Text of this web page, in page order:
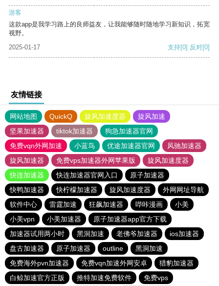
游客
这款app是我学习路上的良师益友，让我能够随时随地学习新知识，拓宽
视野。
2025-01-17
支持[0] 反对[0]
友情链接
网站地图 QuickQ 旋风加速度器
旋风加速
坚果加速器
tiktok加速器
狗急加速器官网
免费vqn外网加速
小蓝鸟 优途加速器官网
风驰加速器
旋风加速器
免费vps加速器外网苹果版
旋风加速度器
快连加速器
快连加速器官网入口
原子加速器
快鸭加速器
快柠檬加速器 旋风加速度器
外网网址导航
软件中心
雷霆加速 狂飙加速器 哔咔漫画
小美
小美vpn
小美加速器
原子加速器app官方下载
加速器试用两小时
黑洞加速 老佛爷加速器
ios加速器
盘古加速器
原子加速器 outline
黑洞加速
免费海外pvn加速器
免费vqn加速外网安卓
猎豹加速器
白鲸加速官方正版
推特加速免费软件
免费vps